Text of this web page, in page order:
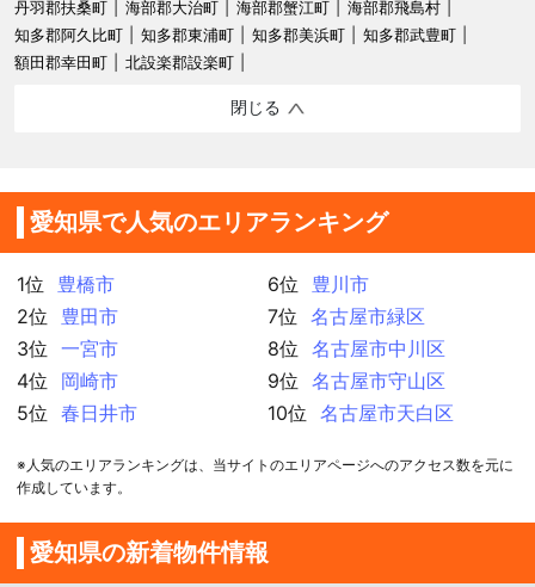
丹羽郡扶桑町 海部郡大治町 海部郡蟹江町
海部郡飛島村
知多郡阿久比町
知多郡東浦町 知多郡美浜町
知多郡武豊町
額田郡幸田町
北設楽郡設楽町
閉じる
愛知県で人気のエリアランキング
1位
豊橋市
2位
豊田市
3位
一宮市
4位
岡崎市
5位
春日井市
6位
豊川市
7位
名古屋市緑区
8位
名古屋市中川区
9位
名古屋市守山区
10位
名古屋市天白区
※人気のエリアランキングは、当サイトのエリアページへのアクセス数を元に
作成しています。
愛知県の新着物件情報